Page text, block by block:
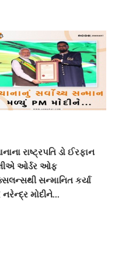
રાષ્ટ્રપતિ ડો ઈરફાન
ઓર્ડર ઓફ
સન્માનિત કર્યા
નરેન્દ્ર મોદીને...